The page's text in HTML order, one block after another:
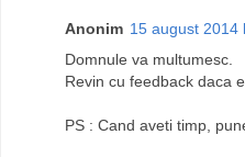
Anonim 15 august 2014
Domnule va multumesc.
Revin cu feedback daca e
PS : Cand aveti timp,